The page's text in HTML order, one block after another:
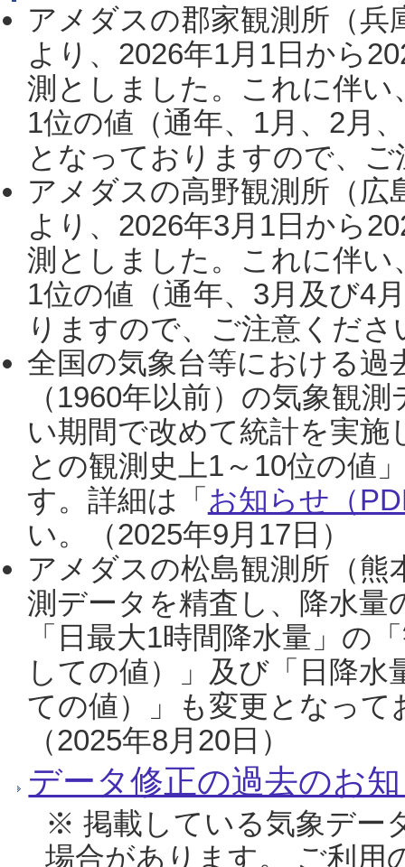
アメダスの郡家観測所（
より、2026年1月1日から
測としました。これに伴い
1位の値（通年、1月、2月
となっておりますので、
アメダスの高野観測所（
より、2026年3月1日から
測としました。これに伴い
1位の値（通年、3月及び4
りますので、ご注意くだ
全国の気象台等における過
（1960年以前）の気象観
い期間で改めて統計を実
との観測史上1～10位の値
す。詳細は「 お知らせ（
い。（2025年9月17日）
アメダスの松島観測所（熊
測データを精査し、降水
「日最大1時間降水量」の
しての値）」及び「日降
ての値）」も変更となっ
（2025年8月20日）
データ修正の過去のお
※ 掲載している気象デー
場合があります。 ご利用